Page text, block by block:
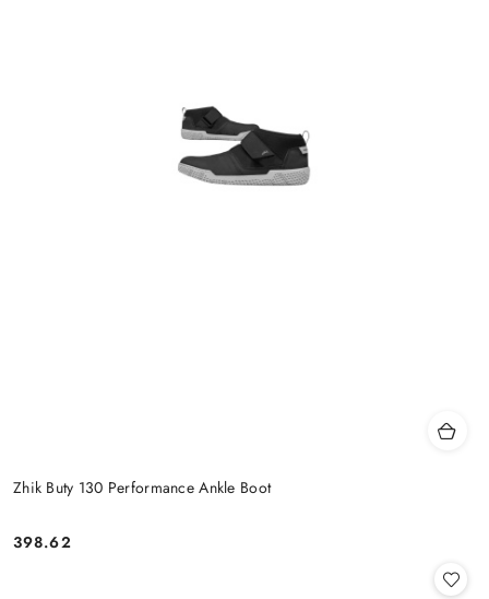
Zhik Buty 130 Performance Ankle Boot
Cena:
398.62